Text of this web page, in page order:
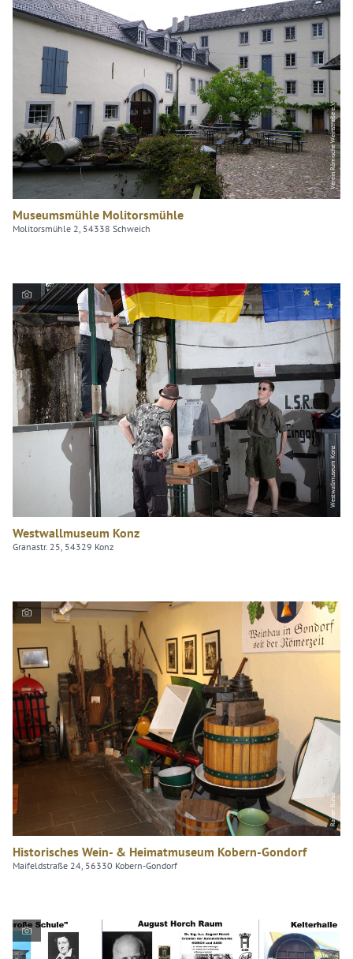
Verein Römische Weinstraße e.V.
Museumsmühle Molitorsmühle
Molitorsmühle 2, 54338 Schweich
Westwallmuseum Konz
Westwallmuseum Konz
Granastr. 25, 54329 Konz
Rainer Rühle
Historisches Wein- & Heimatmuseum Kobern-Gondorf
Maifeldstraße 24, 56330 Kobern-Gondorf